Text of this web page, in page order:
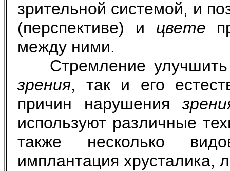
зрительной системой, и
(перспективе) и цвете
между ними.
Стремление
зрения, так и его
причин нарушения
используют различные
также несколько
имплантация хрусталика,